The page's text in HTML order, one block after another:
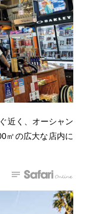
近く、オーシャン
㎡の広大な店内に